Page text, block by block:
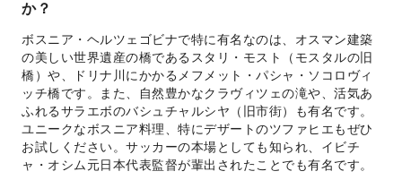
か？
ボスニア・ヘルツェゴビナで特に有名なのは、オスマン建築
の美しい世界遺産の橋であるスタリ・モスト（モスタルの旧
橋）や、ドリナ川にかかるメフメット・パシャ・ソコロヴィ
ッチ橋です。また、自然豊かなクラヴィツェの滝や、活気あ
ふれるサラエボのバシュチャルシヤ（旧市街）も有名です。
ユニークなボスニア料理、特にデザートのツファヒエもぜひ
お試しください。サッカーの本場としても知られ、イビチ
ャ・オシム元日本代表監督が輩出されたことでも有名です。